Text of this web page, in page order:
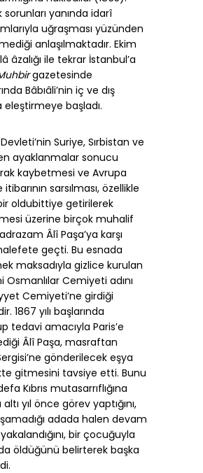
sorunları yanında idarî
uğraşması yüzünden
anlaşılmaktadır. Ekim
âzalığı ile tekrar İstanbul’a
gazetesinde
Bâbıâli’nin iç ve dış
eleştirmeye başladı.
Suriye, Sırbistan ve
ayaklanmalar sonucu
kaybetmesi ve Avrupa
sarsılması, özellikle
oldubittiye getirilerek
üzerine birçok muhalif
Âlî Paşa’ya karşı
geçti. Bu esnada
maksadıyla gizlice kurulan
Cemiyeti adını
Cemiyeti’ne girdiği
1867 yılı başlarında
tedavi amacıyla Paris’e
Âlî Paşa, masraftan
gönderilecek eşya
gitmesini tavsiye etti. Bunu
Kıbrıs mutasarrıflığına
altı yıl önce görev yaptığını,
adada halen devam
bir çocuğuyla
öldüğünü belirterek başka